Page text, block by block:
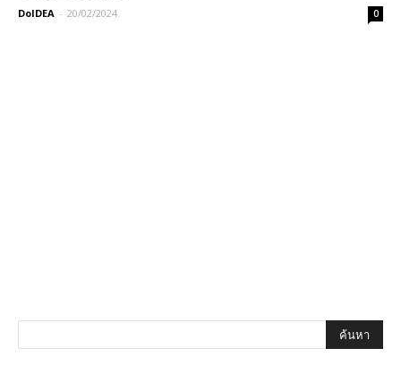
DoIDEA - 20/02/2024 0